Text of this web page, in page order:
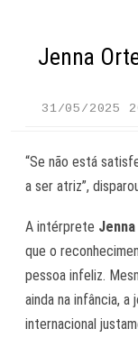
Jenna
31/05/2025
“Se não está
a ser atriz”,
A intérprete
que o
pessoa infeliz.
ainda na infância, a
internacional